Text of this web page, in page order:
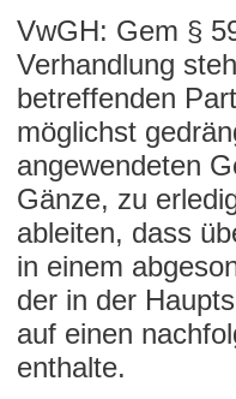
VwGH: Gem §
Verhandlung
betreffenden
möglichst
angewendeten
Gänze, zu
ableiten, dass
in einem
der in der
auf einen
enthalte.